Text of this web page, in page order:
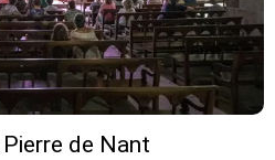
de Nant